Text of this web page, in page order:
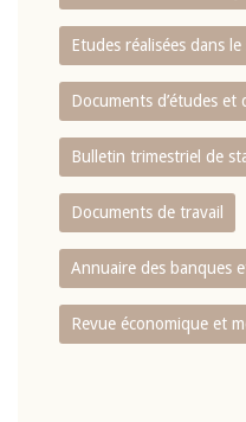
Etudes réalisées dans
Documents d’études et
Bulletin trimestriel de
Documents de travail
Annuaire des banques
Revue économique et